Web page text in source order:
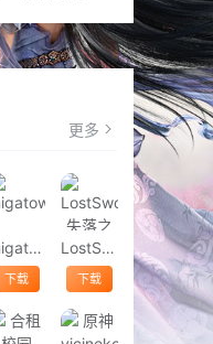
更多
migatowemyworld1.68
下载
LostSword失落之剑
下载